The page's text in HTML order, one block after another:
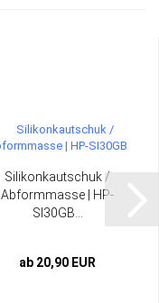
Silikonkautschuk /
Abformmasse | HP-
SI30GB...
ab 20,90 EUR